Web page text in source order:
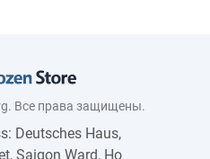
Все права защищены.
Deutsches Haus,
Saigon Ward, Ho